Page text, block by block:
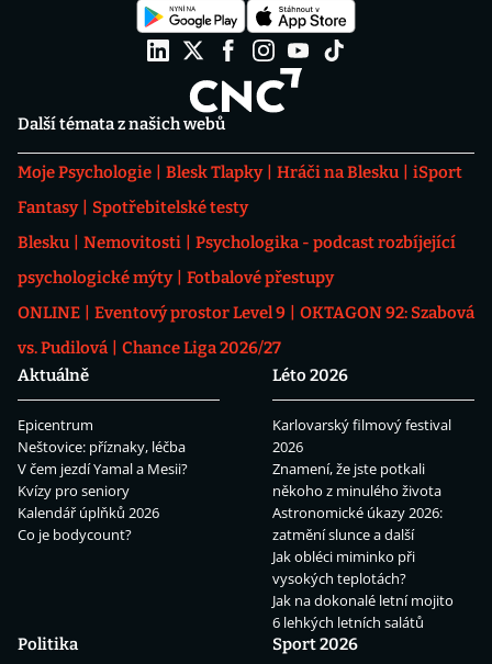
Další témata z našich webů
Moje Psychologie Blesk Tlapky Hráči na Blesku
iSport
Fantasy
Spotřebitelské testy
Blesku
Nemovitosti
Psychologika - podcast rozbíjející
psychologické mýty
Fotbalové přestupy
ONLINE
Eventový prostor Level 9
OKTAGON 92: Szabová
vs. Pudilová
Chance Liga 2026/27
Aktuálně
Epicentrum
Neštovice: příznaky, léčba
V čem jezdí Yamal a Mesii?
Kvízy pro seniory
Kalendář úplňků 2026
Co je bodycount?
Léto 2026
Karlovarský filmový festival
2026
Znamení, že jste potkali
někoho z minulého života
Astronomické úkazy 2026:
zatmění slunce a další
Jak obléci miminko při
vysokých teplotách?
Jak na dokonalé letní mojito
6 lehkých letních salátů
Politika
Sport 2026